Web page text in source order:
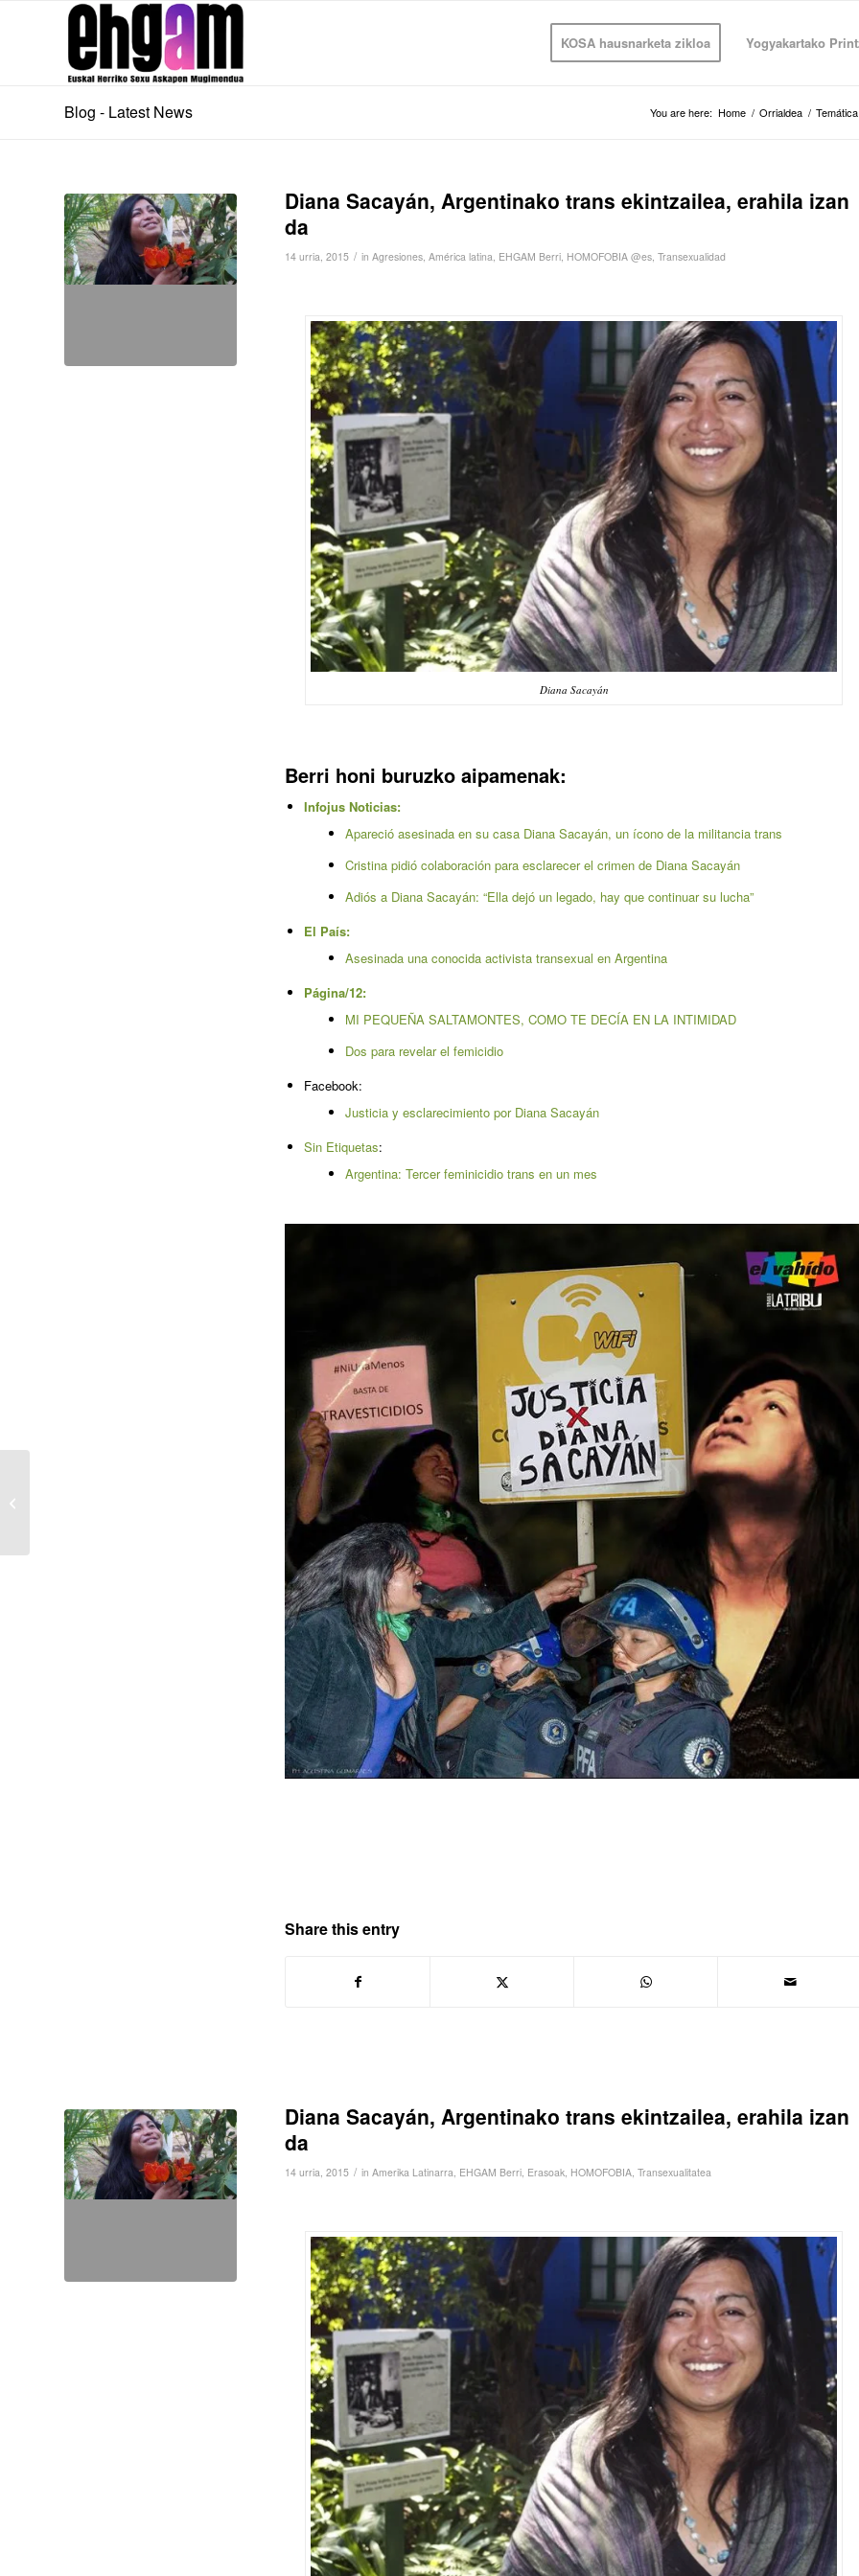
KOSA hausnarketa zikloa Yogyakartako
Blog - Latest News You are here: Home / Orrialdea / Temática
Diana Sacayán, Argentinako trans ekintzailea, erahila izan
da
14 urria, 2015 / in Agresiones, América latina, EHGAM Berri, HOMOFOBIA @es, Transexualidad
Diana Sacayán
Berri honi buruzko aipamenak:
Infojus Noticias:
Apareció asesinada en su casa Diana Sacayán, un ícono de la militancia trans
Cristina pidió colaboración para esclarecer el crimen de Diana Sacayán
Adiós a Diana Sacayán: “Ella dejó un legado, hay que continuar su lucha”
El País:
Asesinada una conocida activista transexual en Argentina
Página/12:
MI PEQUEÑA SALTAMONTES, COMO TE DECÍA EN LA INTIMIDAD
Dos para revelar el femicidio
Facebook:
Justicia y esclarecimiento por Diana Sacayán
Sin Etiquetas:
Argentina: Tercer feminicidio trans en un mes
Share this entry
Diana Sacayán, Argentinako trans ekintzailea, erahila izan
da
14 urria, 2015 / in Amerika Latinarra EHGAM Berri Erasoak HOMOFOBIA Transexualitatea